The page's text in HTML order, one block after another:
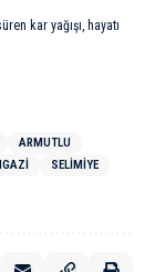
kar yağışı, hayatı
ARMUTLU
SELIMIYE